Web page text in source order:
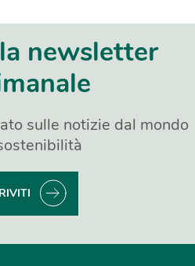
newsletter
sulle notizie dal mondo